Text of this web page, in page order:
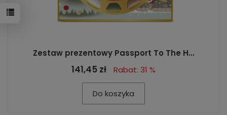
Zestaw prezentowy Passport To The H...
141,45 zł Rabat: 31 %
Do koszyka